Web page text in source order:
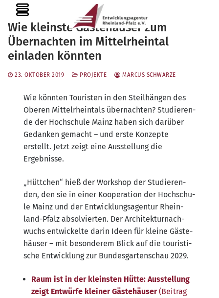
Inhalt
springen
Wie kleinste Gästehäuser zum
Übernachten im Mittelrheintal
einladen könnten
23. OKTOBER 2019 PROJEKTE MARCUS SCHWARZE
Wie könn­ten Tou­ris­ten in den Steil­hän­gen des
Obe­ren Mit­tel­rhein­tals über­nach­ten? Stu­die­ren­
de der Hoch­schu­le Mainz haben sich dar­über
Gedan­ken gemacht – und ers­te Kon­zep­te
erstellt. Jetzt zeigt eine Aus­stel­lung die
Ergebnisse.
„Hütt­chen“ hieß der Work­shop der Stu­die­ren­
den, den sie in einer Koope­ra­ti­on der Hoch­schu­
le Mainz und der Ent­wick­lungs­agen­tur Rhein­
land-Pfalz absol­vier­ten. Der Archi­tek­tur­nach­
wuchs ent­wi­ckel­te dar­in Ideen für klei­ne Gäs­te­
häu­ser – mit beson­de­rem Blick auf die tou­ris­ti­
sche Ent­wick­lung zur Bun­des­gar­ten­schau 2029.
Raum ist in der kleins­ten Hüt­te: Aus­stel­lung
zeigt Ent­wür­fe klei­ner Gäs­te­häu­ser(Bei­trag